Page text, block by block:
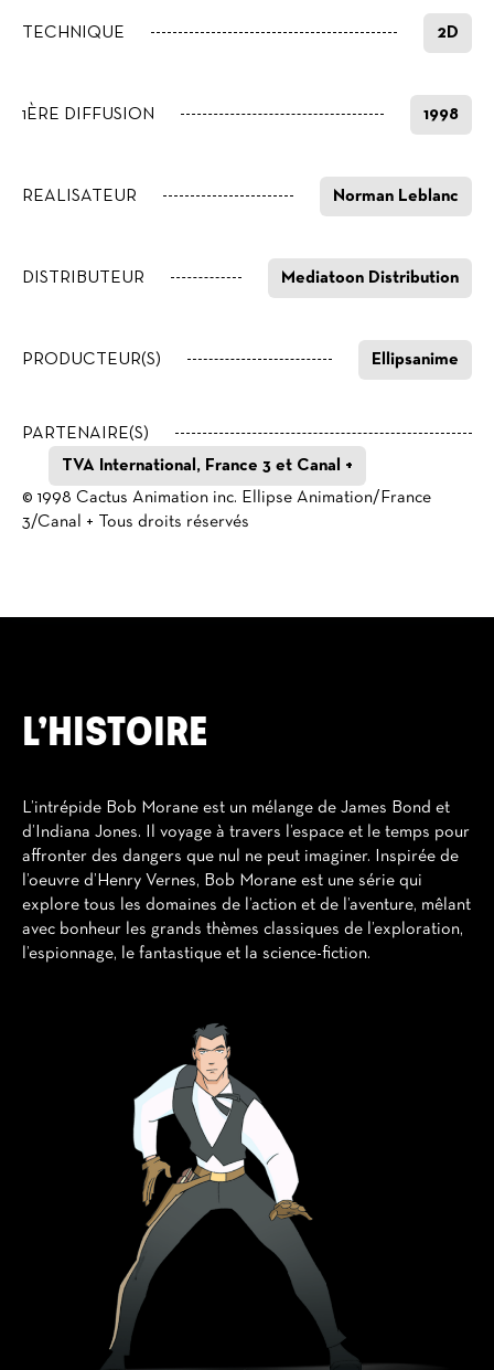
TECHNIQUE 2D
1ÈRE DIFFUSION 1998
REALISATEUR Norman Leblanc
DISTRIBUTEUR Mediatoon Distribution
PRODUCTEUR(S) Ellipsanime
PARTENAIRE(S)
TVA International, France 3 et Canal +
© 1998 Cactus Animation inc. Ellipse Animation/France
3/Canal + Tous droits réservés
L’HISTOIRE
L’intrépide Bob Morane est un mélange de James Bond et
d’Indiana Jones. Il voyage à travers l’espace et le temps pour
affronter des dangers que nul ne peut imaginer. Inspirée de
l’oeuvre d’Henry Vernes, Bob Morane est une série qui
explore tous les domaines de l’action et de l’aventure, mêlant
avec bonheur les grands thèmes classiques de l’exploration,
l’espionnage, le fantastique et la science-fiction.